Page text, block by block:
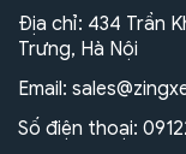
Địa chỉ: 434 Trần
Trưng, Hà Nội
Email:
Số điện thoại: